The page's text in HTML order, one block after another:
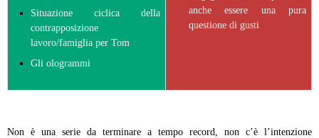
Situazione ciclica della
contrapposizione
lavoro/famiglia per Tom
Gli ologrammi
anche essere una pura
questione di gusti
Non è una serie da terminare a tempo record, non c’è l’intenzione